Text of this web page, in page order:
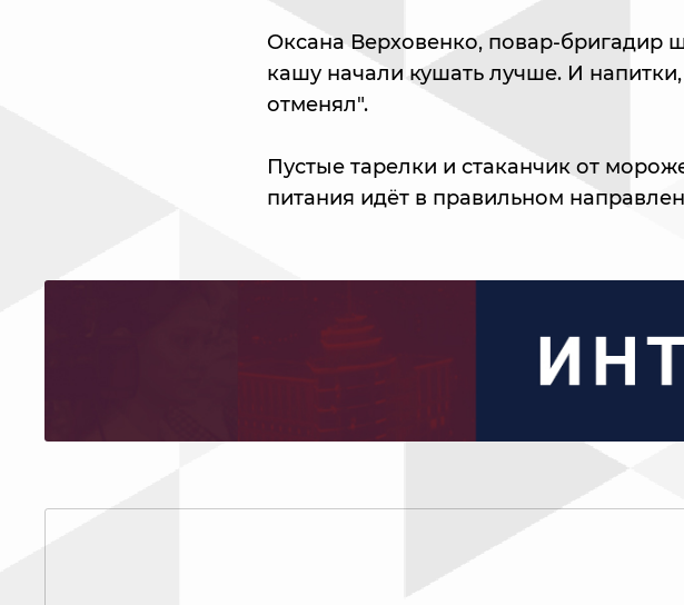
Оксана Верховенко, повар-
кашу начали кушать лучше. И
отменял".
Пустые тарелки и стаканчик от
питания идёт в правильном